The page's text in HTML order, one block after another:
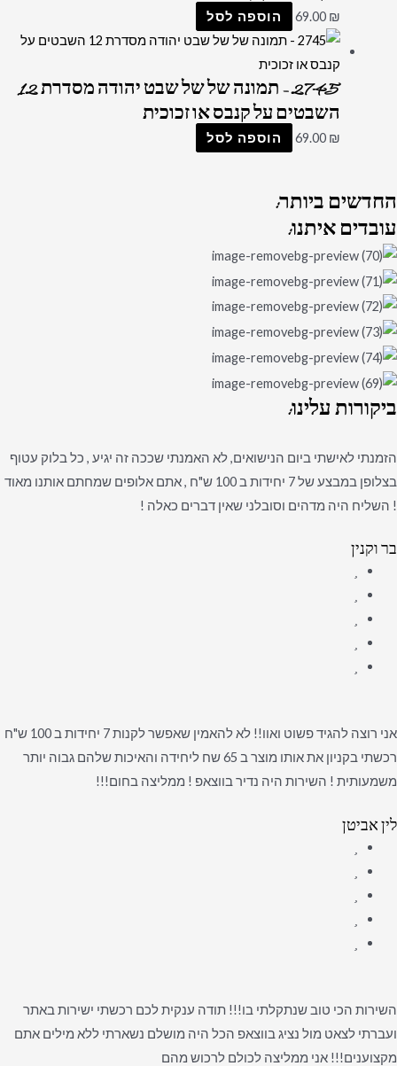
69.00 ₪ הוספה לסל
2745 – תמונה של של שבט יהודה מסדרת 12
השבטים על קנבס או זכוכית
69.00 ₪ הוספה לסל
החדשיםביותר:
עובדיםאיתנו:
ביקורותעלינו:
הזמנתי לאישתי ביום הנישואים, לא האמנתי שככה זה יגיע , כל בלוק עטוף
בצלופן במבצע של 7 יחידות ב 100 ש"ח , אתם אלופים שמחתם אותנו מאוד
! השליח היה מדהים וסובלני שאין דברים כאלה !
בר וקנין
אני רוצה להגיד פשוט ואוו!! לא להאמין שאפשר לקנות 7 יחידות ב 100 ש"ח
רכשתי בקניון את אותו מוצר ב 65 שח ליחידה והאיכות שלהם גבוה יותר
משמעותית ! השירות היה נדיר בווצאפ ! ממליצה בחום!!!
לין אביטן
השירות הכי טוב שנתקלתי בו!!! תודה ענקית לכם רכשתי ישירות באתר
ועברתי לצאט מול נציג בווצאפ הכל היה מושלם נשארתי ללא מילים אתם
מקצוענים!!! אני ממליצה לכולם לרכוש מהם